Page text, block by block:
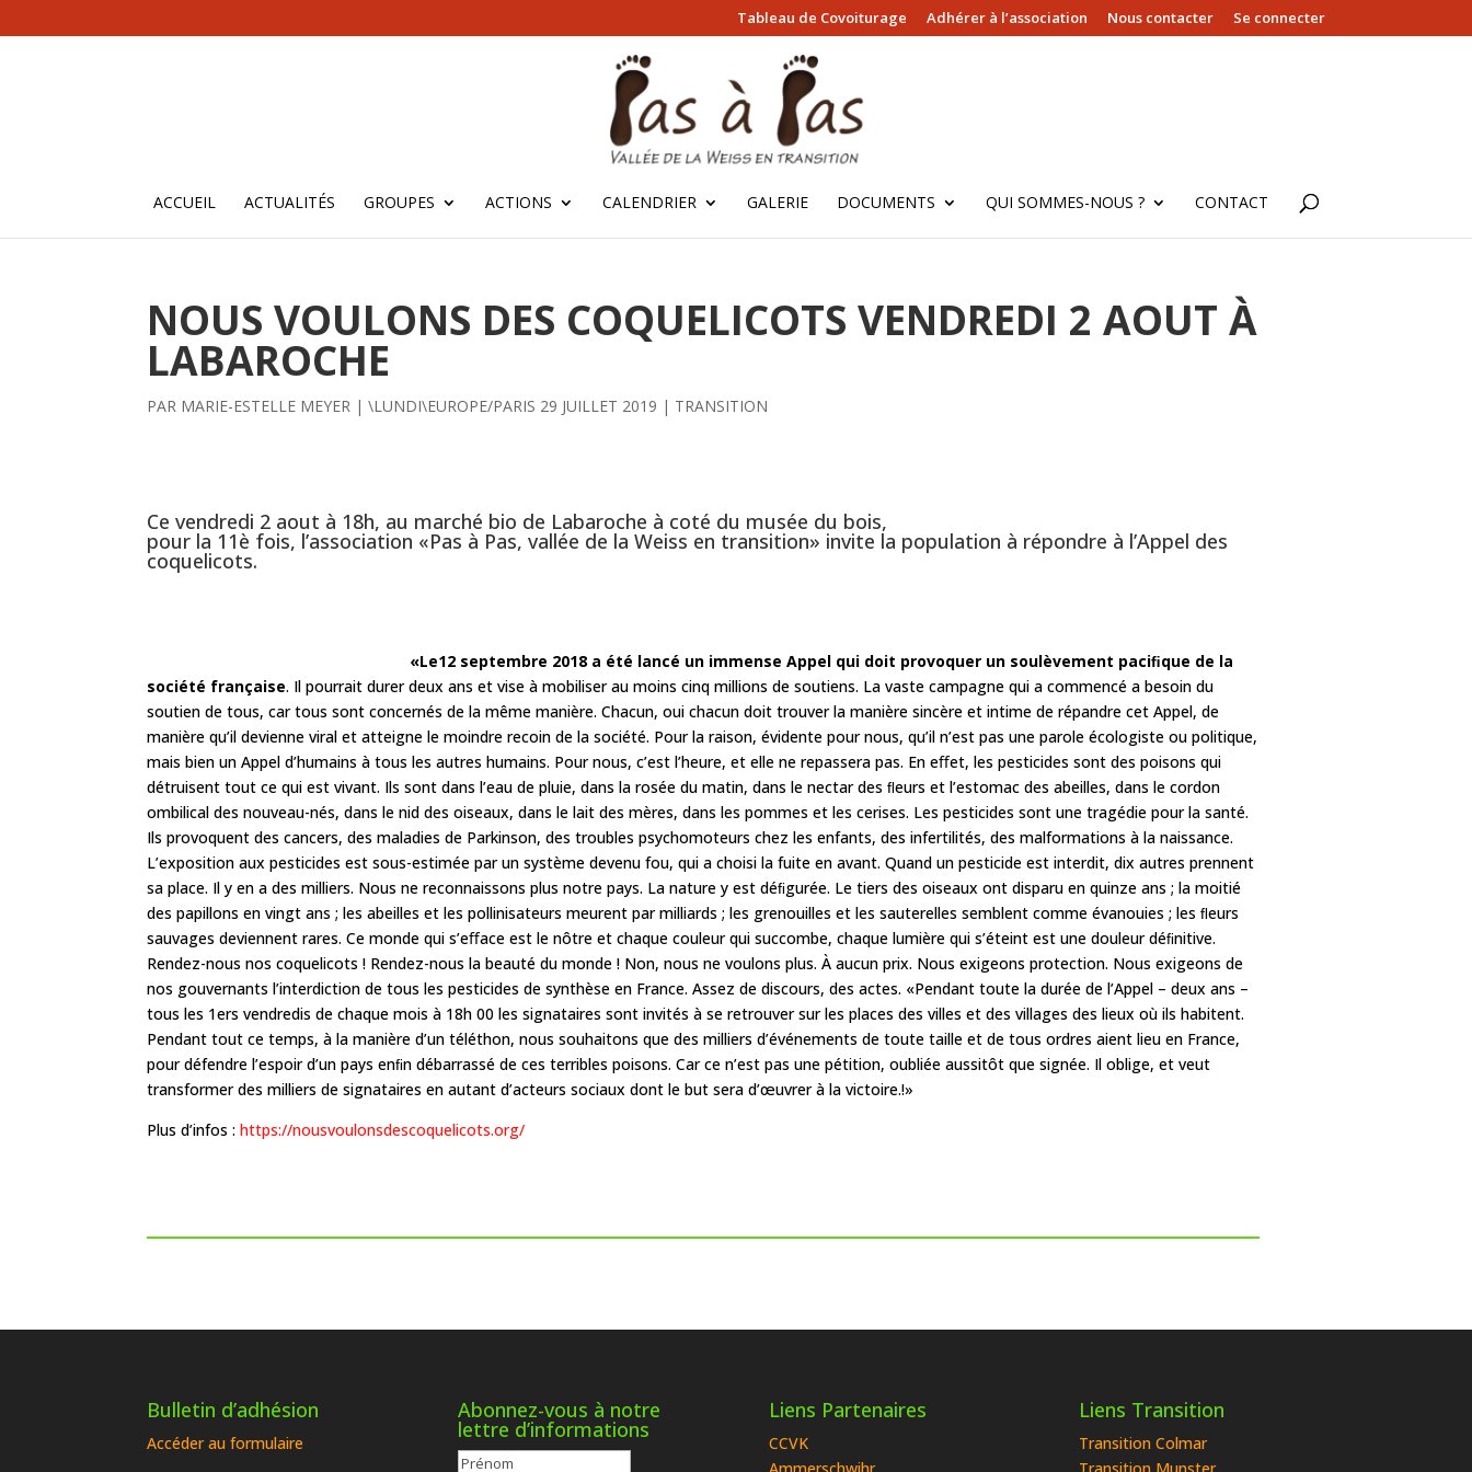
Tableau de Covoiturage Adhérer à l’association Nous contacter Se connecter
ACCUEIL ACTUALITÉS GROUPES ACTIONS CALENDRIER GALERIE DOCUMENTS QUI SOMMES-NOUS ? CONTACT
NOUS VOULONS DES COQUELICOTS VENDREDI 2 AOUT À
LABAROCHE
PAR MARIE-ESTELLE MEYER |\LUNDI\EUROPE/PARIS 29 JUILLET 2019 | TRANSITION
Ce vendredi 2 aout à 18h, au marché bio de Labaroche à coté du musée du bois,
pour la 11è fois, l’association «Pas à Pas, vallée de la Weiss en transition» invite la population à répondre à l’Appel des
coquelicots.
«Le12 septembre 2018 a été lancé un immense Appel qui doit provoquer un soulèvement paciﬁque de la
société française. Il pourrait durer deux ans et vise à mobiliser au moins cinq millions de soutiens. La vaste campagne qui a commencé a besoin du
soutien de tous, car tous sont concernés de la même manière. Chacun, oui chacun doit trouver la manière sincère et intime de répandre cet Appel, de
manière qu’il devienne viral et atteigne le moindre recoin de la société. Pour la raison, évidente pour nous, qu’il n’est pas une parole écologiste ou politique,
mais bien un Appel d’humains à tous les autres humains. Pour nous, c’est l’heure, et elle ne repassera pas. En eﬀet, les pesticides sont des poisons qui
détruisent tout ce qui est vivant. Ils sont dans l’eau de pluie, dans la rosée du matin, dans le nectar des ﬂeurs et l’estomac des abeilles, dans le cordon
ombilical des nouveau-nés, dans le nid des oiseaux, dans le lait des mères, dans les pommes et les cerises. Les pesticides sont une tragédie pour la santé.
Ils provoquent des cancers, des maladies de Parkinson, des troubles psychomoteurs chez les enfants, des infertilités, des malformations à la naissance.
L’exposition aux pesticides est sous-estimée par un système devenu fou, qui a choisi la fuite en avant. Quand un pesticide est interdit, dix autres prennent
sa place. Il y en a des milliers. Nous ne reconnaissons plus notre pays. La nature y est déﬁgurée. Le tiers des oiseaux ont disparu en quinze ans ; la moitié
des papillons en vingt ans ; les abeilles et les pollinisateurs meurent par milliards ; les grenouilles et les sauterelles semblent comme évanouies ; les ﬂeurs
sauvages deviennent rares. Ce monde qui s’eﬀace est le nôtre et chaque couleur qui succombe, chaque lumière qui s’éteint est une douleur déﬁnitive.
Rendez-nous nos coquelicots ! Rendez-nous la beauté du monde ! Non, nous ne voulons plus. À aucun prix. Nous exigeons protection. Nous exigeons de
nos gouvernants l’interdiction de tous les pesticides de synthèse en France. Assez de discours, des actes. «Pendant toute la durée de l’Appel – deux ans –
tous les 1ers vendredis de chaque mois à 18h 00 les signataires sont invités à se retrouver sur les places des villes et des villages des lieux où ils habitent.
Pendant tout ce temps, à la manière d’un téléthon, nous souhaitons que des milliers d’événements de toute taille et de tous ordres aient lieu en France,
pour défendre l’espoir d’un pays enﬁn débarrassé de ces terribles poisons. Car ce n’est pas une pétition, oubliée aussitôt que signée. Il oblige, et veut
transformer des milliers de signataires en autant d’acteurs sociaux dont le but sera d’œuvrer à la victoire.!»
Plus d’infos :https://nousvoulonsdescoquelicots.org/
Bulletin d’adhésion
Accéder au formulaire
Abonnez-vous à notre
lettre d’informations
Liens Partenaires
CCVK
Liens Transition
Transition Colmar